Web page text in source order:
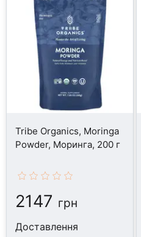
Tribe Organics, Moringa
Powder, Моринга, 200 г
2147 грн
Доставлення